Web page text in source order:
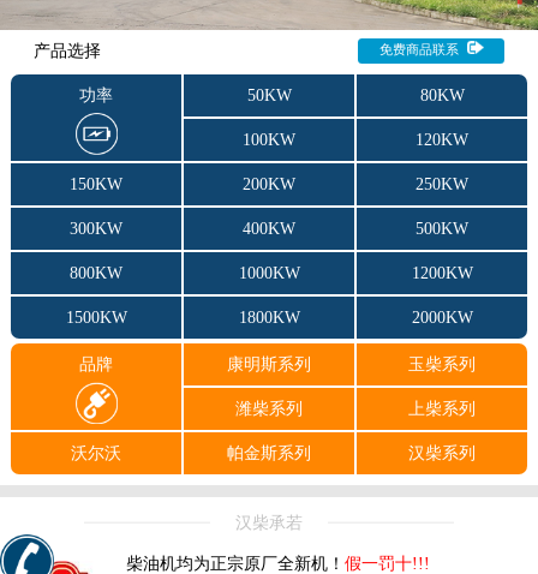
产品选择 免费商品联系
功率 50KW 80KW
100KW 120KW
150KW 200KW 250KW
300KW 400KW 500KW
800KW 1000KW 1200KW
1500KW 1800KW 2000KW
品牌 康明斯系列 玉柴系列
潍柴系列 上柴系列
沃尔沃 帕金斯系列 汉柴系列
汉柴承若
柴油机均为正宗原厂全新机！ 假一罚十!!!